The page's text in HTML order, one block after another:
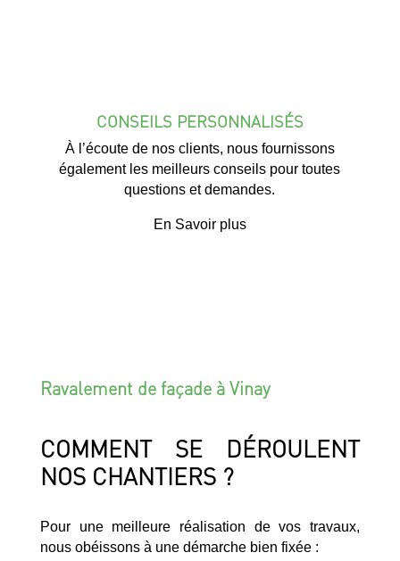
CONSEILS PERSONNALISÉS
À l’écoute de nos clients, nous fournissons
également les meilleurs conseils pour toutes
questions et demandes.
En Savoir plus
Ravalement de façade à Vinay
COMMENT SE DÉROULENT
NOS CHANTIERS ?
Pour une meilleure réalisation de vos travaux,
nous obéissons à une démarche bien fixée :